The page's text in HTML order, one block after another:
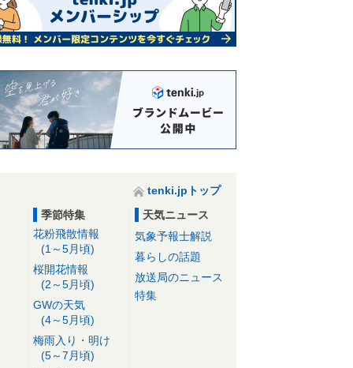
tenki.jpトップ
季節特集
花粉飛散情報
(1～5月頃)
桜開花情報
(2～5月頃)
GWの天気
(4～5月頃)
梅雨入り・明け
(5～7月頃)
天気ニュース
気象予報士解説
暮らしの話題
放送局のニュース
特集